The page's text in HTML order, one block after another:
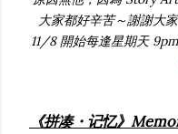
大家都好辛苦～謝謝大
11/8 開始每逢星期天
《拼凑・记忆》